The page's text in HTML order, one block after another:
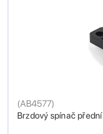
Brzdový spínač přední
(AB4577)